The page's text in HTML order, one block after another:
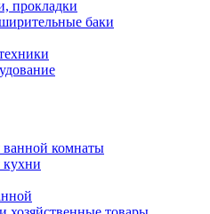
прокладки
баки
ванной комнаты
кухни